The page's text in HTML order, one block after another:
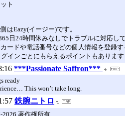
ト
はEazy(イージー)です。
日24時間休みなしでトラブルに対応
ードや電話番号などの個人情報を登録
インごとにもらえるポイントもあります
***Passionate Saffron***
ready
This won’t take long.
鉄腕ニトロ
2026 著作権所有